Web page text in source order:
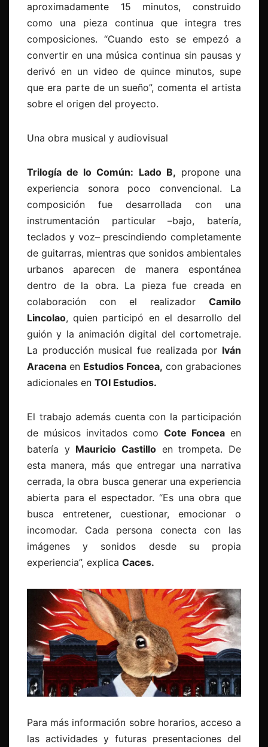
aproximadamente 15 minutos, construido
como una pieza continua que integra tres
composiciones. “Cuando esto se empezó a
convertir en una música continua sin pausas y
derivó en un video de quince minutos, supe
que era parte de un sueño”, comenta el artista
sobre el origen del proyecto.
Una obra musical y audiovisual
Trilogía de lo Común: Lado B, propone una
experiencia sonora poco convencional. La
composición fue desarrollada con una
instrumentación particular –bajo, batería,
teclados y voz– prescindiendo completamente
de guitarras, mientras que sonidos ambientales
urbanos aparecen de manera espontánea
dentro de la obra. La pieza fue creada en
colaboración con el realizador Camilo
Lincolao, quien participó en el desarrollo del
guión y la animación digital del cortometraje.
La producción musical fue realizada por Iván
Aracena en Estudios Foncea, con grabaciones
adicionales en TOI Estudios.
El trabajo además cuenta con la participación
de músicos invitados como Cote Foncea en
batería y Mauricio Castillo en trompeta. De
esta manera, más que entregar una narrativa
cerrada, la obra busca generar una experiencia
abierta para el espectador. “Es una obra que
busca entretener, cuestionar, emocionar o
incomodar. Cada persona conecta con las
imágenes y sonidos desde su propia
experiencia”, explica Caces.
Para más información sobre horarios, acceso a
las actividades y futuras presentaciones del